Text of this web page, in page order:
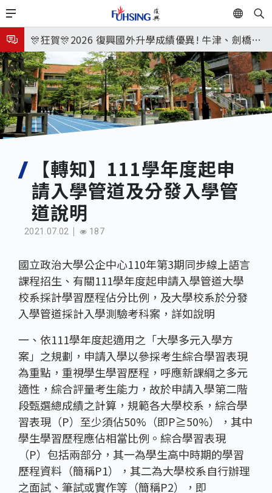
移
至
主
內
容
EN
🎉🎉🎉狂賀! 12望蘇同學榮錄MIT麻省理工學院，本校
連續兩年錄取世界第一學府！
🎊狂賀🎊2026 復興國外升學成績優異! 牛津、劍橋首
次雙星閃耀✨
115年校本部大學榜單再創佳績🎉，32％達醫學系錄
取標準、62%達台大錄取標準。各組合4科60級分9人
🎊
8月3日 分科成績公布
臺北市2026城鎮韌性(防空)演習訂於8月13日(四) 14
時30分至15時實施，全市人、車及各場所均須配合管
制與避難演練，以免受罰。
8月31日 開學日
🎉🎉🎉狂賀! 12望蘇同學榮錄MIT麻省理工學院，本校
連續兩年錄取世界第一學府！
【轉知】111學年度起申
請入學管道及分發入學管
道說明
2021.07.02 187
國立政治大學公企中心110年第3期同步線上語言
課程招生、有關111學年度起申請入學管道大學
校系採計學習歷程佔分比例，及大學校系於分發
入學管道採計入學測驗考科案，詳如說明
一、依111學年度起適用之「大學多元入學方
案」之規劃，申請入學以參採考生綜合學習表現
為重點，重視學生學習歷程，呼應新課綱之多元
適性，綜合評量考生能力，故於申請入學第二階
段甄選總成績之計算，規範各大學校系，綜合學
習表現（P）至少須佔50%（即P≧50%），其中
學生學習歷程應佔相當比例。綜合學習表現
（P）包括兩部分，其一為學生高中時期的學習
歷程資料（簡稱P1），其二為大學校系自行辦理
之面試、筆試或實作等（簡稱P2），即